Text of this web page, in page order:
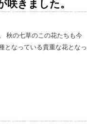
きました。
秋の七草のこの花たちも今
となっている貴重な花となっ